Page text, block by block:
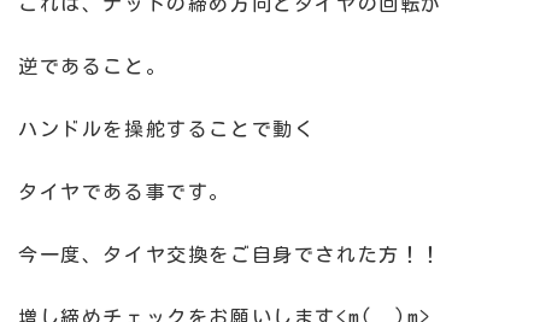
逆であること。
ハンドルを操舵することで動く
タイヤである事です。
今一度、タイヤ交換をご自身でされた方！！
増し締めチェックをお願いします<m(__)m>